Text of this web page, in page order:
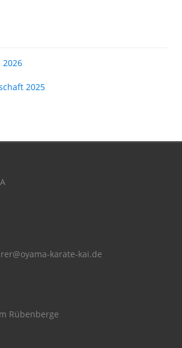
2025
karate-kai.de
Rübenberge